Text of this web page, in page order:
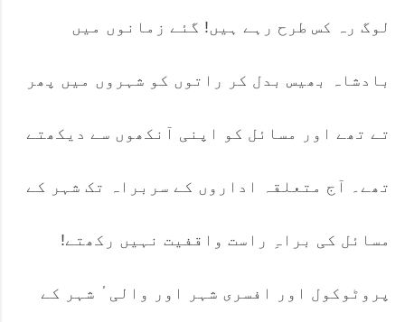
لوگ رہ کس طرح رہے ہیں! گئے زمانوں میں
بادشاہ بھیس بدل کر راتوں کو شہروں میں پھر
تے تھے اور مسائل کو اپنی آنکھوں سے دیکھتے
تھے۔ آج متعلقہ اداروں کے سربراہ تک شہر کے
مسائل کی براہِ راست واقفیت نہیں رکھتے!
پروٹوکول اور افسری شہر اور والی ٔ شہر کے